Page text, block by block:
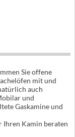
Sie offene
mit und
auch
und
Gaskamine und
Ihren Kamin beraten